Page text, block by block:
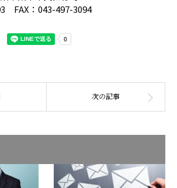
FAX：043-497-3094